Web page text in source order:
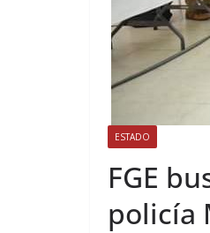
ESTADO
FGE
policía